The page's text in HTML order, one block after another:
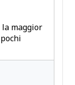
la maggior